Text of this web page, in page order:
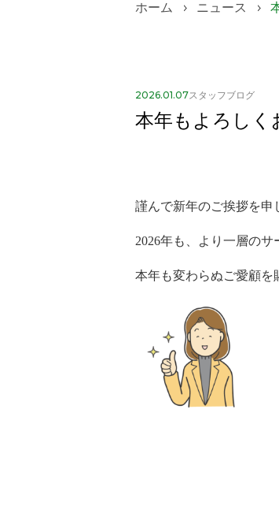
ホーム ニュース
2026.01.07スタッフブログ
本年もよろしく
謹んで新年のご挨拶を申
2026年も、より一層の
本年も変わらぬご愛顧を